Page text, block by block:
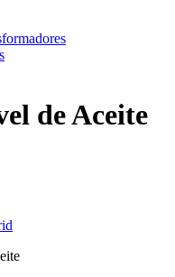
de Aceite